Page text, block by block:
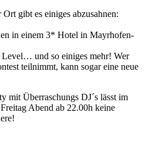
gibt es einiges abzusahnen:
in einem 3* Hotel in Mayrhofen-
und so einiges mehr! Wer
teilnimmt, kann sogar eine neue
mit Überraschungs DJ´s lässt im
Abend ab 22.00h keine